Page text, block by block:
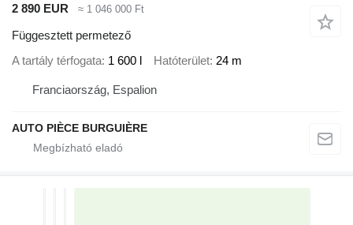
2 890 EUR
≈ 1 046 000 Ft
Függesztett permetező
A tartály térfogata 1 600 l Hatóterület 24 m
Franciaország, Espalion
AUTO PIÈCE BURGUIÈRE